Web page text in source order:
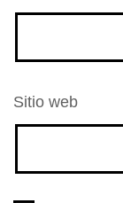
Sitio web